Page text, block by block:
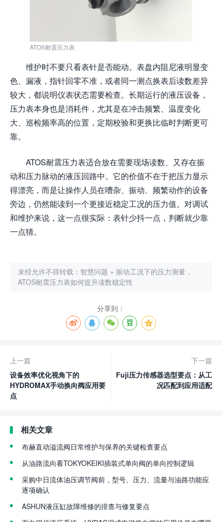
ATOS耐震压力表
维护时不要只看表针是否能动。表盘内阻尼液明显变
色、漏液，指针回零不准，或者同一测点换表后读数差异
较大，都说明仪表状态需要检查。长期运行的液压设备，
压力表本身也是消耗件，尤其是在冲击频繁、温度变化
大、巡检频率高的位置，定期校验和更换比临时判断更可
靠。
ATOS耐震压力表适合放在需要现场读数、又存在振
动和压力脉动的液压回路中。它的价值不在于把压力显示
得漂亮，而是让操作人员在嘈杂、振动、频繁动作的设备
旁边，仍然能读到一个更接近稳定工况的压力值。对调试
和维护来说，这一点很实际：表针少抖一点，判断就少靠
一点猜。
未经允许不得转载： 智慧问题 » 振动工况下的压力测量，
ATOS耐震压力表如何提升读数稳定性
分享到：
上一篇
设备效率优化视角下的
HYDROMAX手动换向阀应用要
点
下一篇
Fuji压力传感器选型要点：从工
况匹配到应用适配
相关文章
布赫直动溢流阀日常维护与保养的关键检查要点
从油路流向看TOKYOKEIKI插装式单向阀的单向控制逻辑
采购中日流体油压调节阀前，型号、压力、流量与油路功能应
逐项确认
ASHUN液压缸故障维修的排查与修复要点